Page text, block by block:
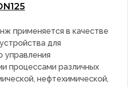
применяется в качестве
для
управления
процессами различных
нефтехимической,